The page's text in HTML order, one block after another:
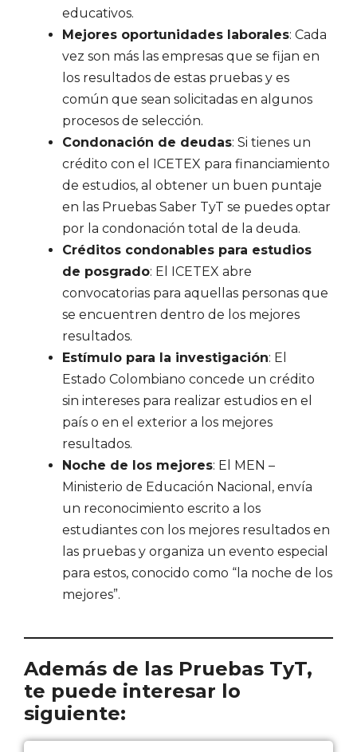
educativos.
Mejores oportunidades laborales: Cada
vez son más las empresas que se fijan en
los resultados de estas pruebas y es
común que sean solicitadas en algunos
procesos de selección.
Condonación de deudas: Si tienes un
crédito con el ICETEX para financiamiento
de estudios, al obtener un buen puntaje
en las Pruebas Saber TyT se puedes optar
por la condonación total de la deuda.
Créditos condonables para estudios
de posgrado: El ICETEX abre
convocatorias para aquellas personas que
se encuentren dentro de los mejores
resultados.
Estímulo para la investigación: El
Estado Colombiano concede un crédito
sin intereses para realizar estudios en el
país o en el exterior a los mejores
resultados.
Noche de los mejores: El MEN –
Ministerio de Educación Nacional, envía
un reconocimiento escrito a los
estudiantes con los mejores resultados en
las pruebas y organiza un evento especial
para estos, conocido como “la noche de los
mejores”.
Además de las Pruebas TyT,
te puede interesar lo
siguiente: